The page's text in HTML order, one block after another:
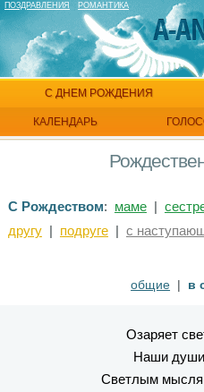
ПОЗДРАВЛЕНИЯ РОМАНТИКА
С ДНЕМ РОЖДЕНИЯ
КАЛЕНДАРЬ
С Рождеством: маме|
другу| подруге| с
общие | в
Озаряет
Наши
Светлым